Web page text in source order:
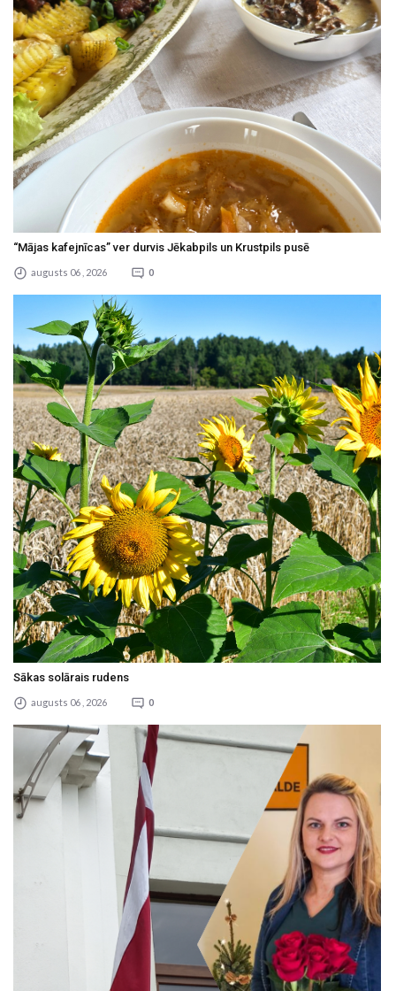
“Mājas kafejnīcas” ver durvis Jēkabpils un Krustpils pusē
augusts 06 , 2026 0
Sākas solārais rudens
augusts 06 , 2026 0